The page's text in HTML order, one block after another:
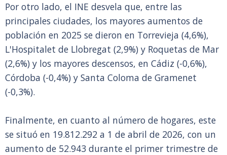
Por otro lado, el INE desvela que, entre las
principales ciudades, los mayores aumentos de
población en 2025 se dieron en Torrevieja (4,6%),
L'Hospitalet de Llobregat (2,9%) y Roquetas de Mar
(2,6%) y los mayores descensos, en Cádiz (-0,6%),
Córdoba (-0,4%) y Santa Coloma de Gramenet
(-0,3%).
Finalmente, en cuanto al número de hogares, este
se situó en 19.812.292 a 1 de abril de 2026, con un
aumento de 52.943 durante el primer trimestre de